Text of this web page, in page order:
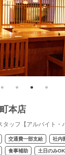
本店
ッフ【アルバイト・
交通費一部支給 社内
食事補助 土日のみOK